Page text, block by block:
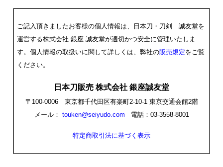
ご記入頂きましたお客様の個人情報は、日本刀・刀剣 誠友堂を
運営する株式会社 銀座 誠友堂が適切かつ安全に管理いたしま
す。個人情報の取扱いに関して詳しくは、弊社の販売規定をご覧
ください。
日本刀販売 株式会社 銀座誠友堂
〒100-0006 東京都千代田区有楽町2-10-1 東京交通会館2階
メール： touken@seiyudo.com 電話：03-3558-8001
特定商取引法に基づく表示